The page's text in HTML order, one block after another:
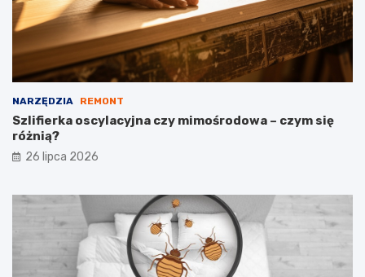
NARZĘDZIA REMONT
Szlifierka oscylacyjna czy mimośrodowa – czym się
różnią?
26 lipca 2026